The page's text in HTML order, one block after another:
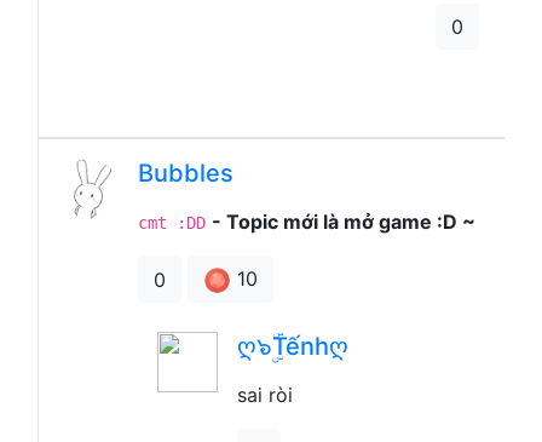
0
Bubbles
cmt :DD - Topic mới là mở game :D ~
0 10
ღ๖ۣۜTếnhღ
sai ròi